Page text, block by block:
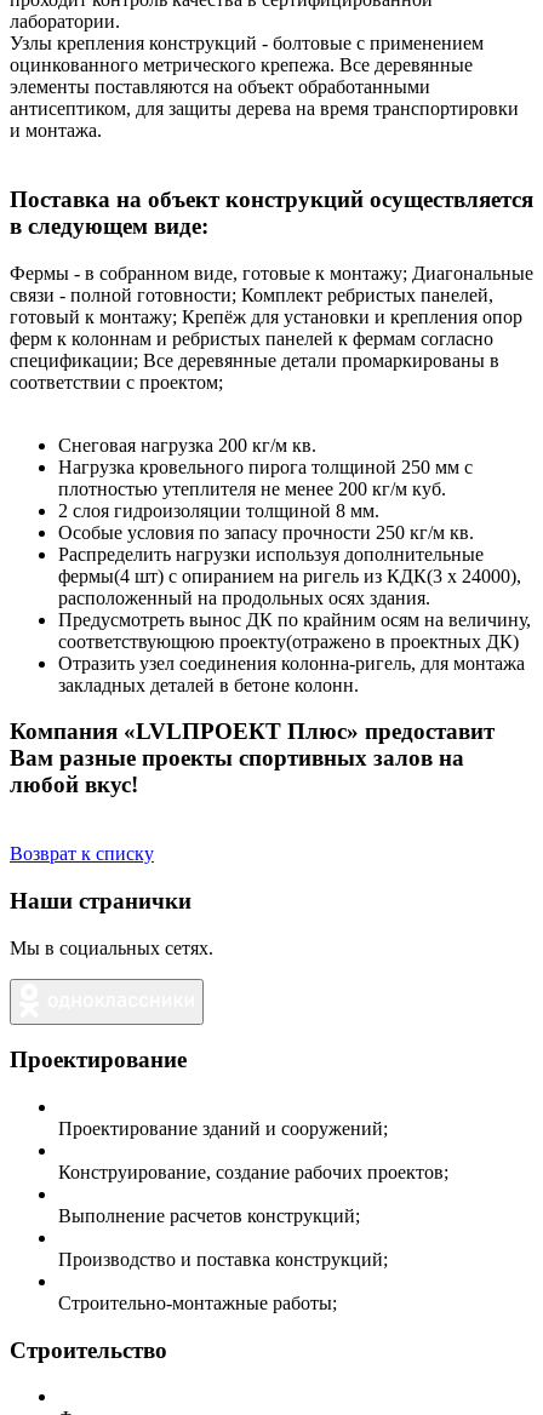
лаборатории.
Узлы крепления конструкций - болтовые с применением
оцинкованного метрического крепежа. Все деревянные
элементы поставляются на объект обработанными
антисептиком, для защиты дерева на время транспортировки
и монтажа.
Поставка на объект конструкций осуществляется
в следующем виде:
Фермы - в собранном виде, готовые к монтажу; Диагональные
связи - полной готовности; Комплект ребристых панелей,
готовый к монтажу; Крепёж для установки и крепления опор
ферм к колоннам и ребристых панелей к фермам согласно
спецификации; Все деревянные детали промаркированы в
соответствии с проектом;
Снеговая нагрузка 200 кг/м кв.
Нагрузка кровельного пирога толщиной 250 мм с
плотностью утеплителя не менее 200 кг/м куб.
2 слоя гидроизоляции толщиной 8 мм.
Особые условия по запасу прочности 250 кг/м кв.
Распределить нагрузки используя дополнительные
фермы(4 шт) с опиранием на ригель из КДК(3 х 24000),
расположенный на продольных осях здания.
Предусмотреть вынос ДК по крайним осям на величину,
соответствующюю проекту(отражено в проектных ДК)
Отразить узел соединения колонна-ригель, для монтажа
закладных деталей в бетоне колонн.
Компания «LVLПРОЕКТ Плюс» предоставит
Вам разные проекты спортивных залов на
любой вкус!
Возврат к списку
Наши странички
Мы в социальных сетях.
Проектирование
Проектирование зданий и сооружений;
Конструирование, создание рабочих проектов;
Выполнение расчетов конструкций;
Производство и поставка конструкций;
Строительно-монтажные работы;
Строительство